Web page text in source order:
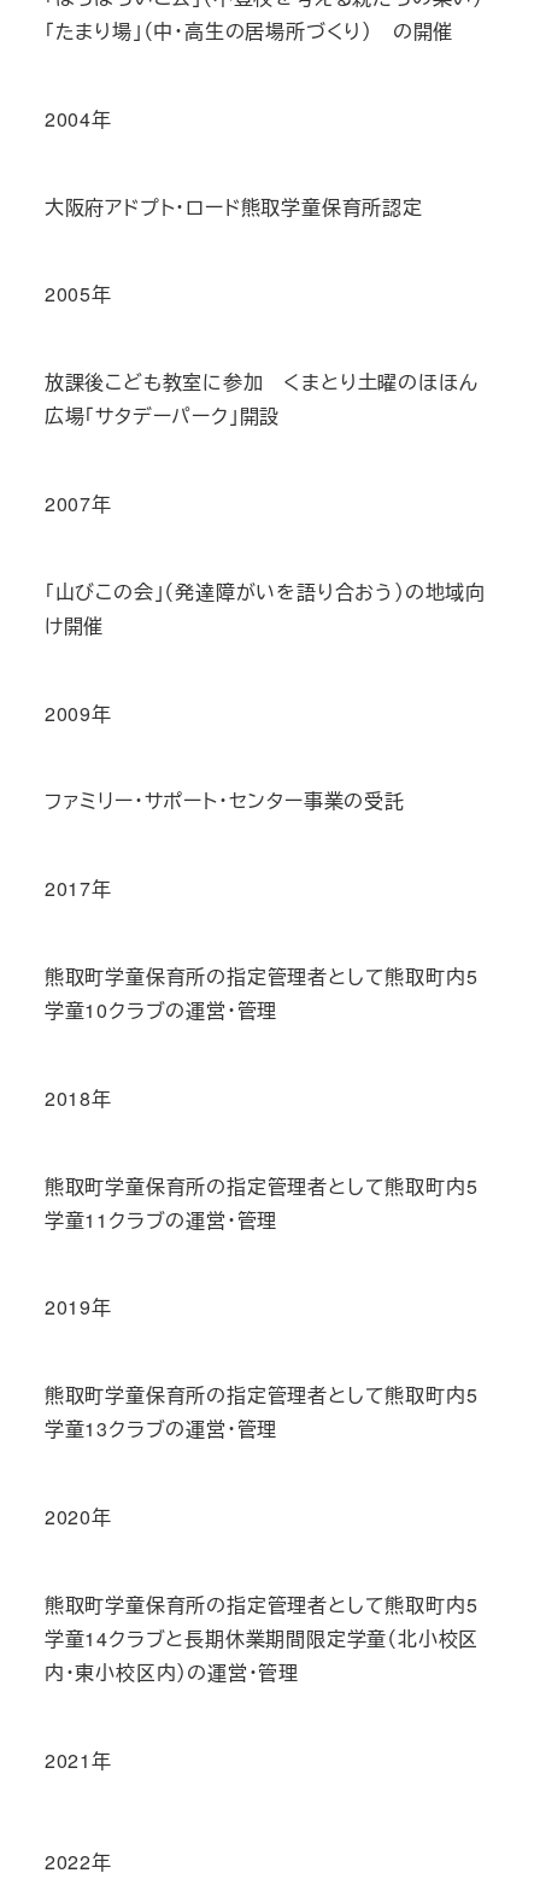
「たまり場」（中・高生の居場所づくり） の開催
2004年
大阪府アドプト・ロード熊取学童保育所認定
2005年
放課後こども教室に参加 くまとり土曜のほほん
広場「サタデーパーク」開設
2007年
「山びこの会」（発達障がいを語り合おう）の地域向
け開催
2009年
ファミリー・サポート・センター事業の受託
2017年
熊取町学童保育所の指定管理者として熊取町内5
学童10クラブの運営・管理
2018年
熊取町学童保育所の指定管理者として熊取町内5
学童11クラブの運営・管理
2019年
熊取町学童保育所の指定管理者として熊取町内5
学童13クラブの運営・管理
2020年
熊取町学童保育所の指定管理者として熊取町内5
学童14クラブと長期休業期間限定学童（北小校区
内・東小校区内）の運営・管理
2021年
2022年